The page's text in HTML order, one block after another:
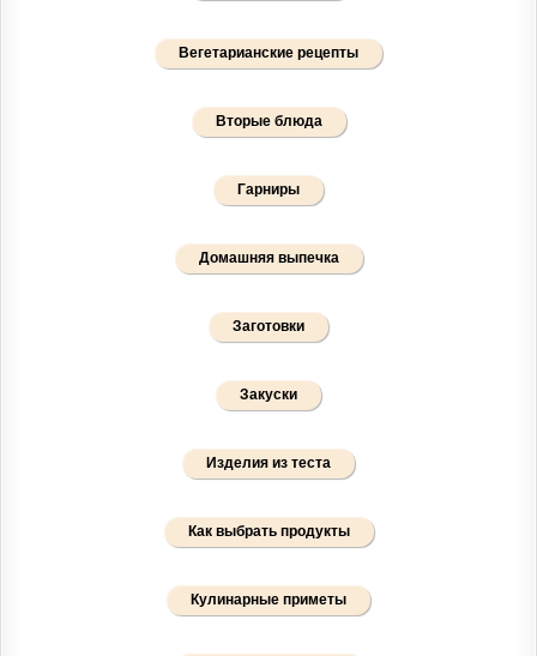
Вегетарианские рецепты
Вторые блюда
Гарниры
Домашняя выпечка
Заготовки
Закуски
Изделия из теста
Как выбрать продукты
Кулинарные приметы